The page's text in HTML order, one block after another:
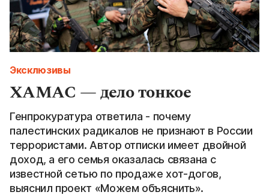
Эксклюзивы
ХАМАС — дело тонкое
Генпрокуратура ответила - почему
палестинских радикалов не признают в России
террористами. Автор отписки имеет двойной
доход, а его семья оказалась связана с
известной сетью по продаже хот-догов,
выяснил проект «Можем объяснить».